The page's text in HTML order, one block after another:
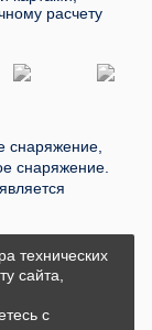
расчету
снаряжение.
технических
сайта,
с